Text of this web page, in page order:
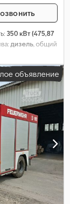
350 кВт (475,87
дизель, общий
выбросов:Евро
стояночный,
подушка
фильтр,
,
объявление